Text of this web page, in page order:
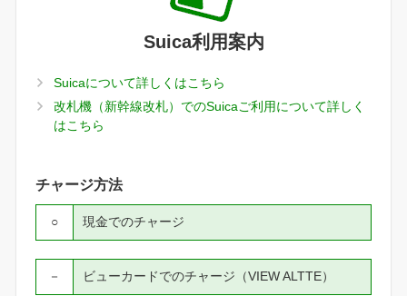
Suica利用案内
Suicaについて詳しくはこちら
改札機（新幹線改札）でのSuicaご利用について詳しく
はこちら
チャージ方法
現金でのチャージ
○
ビューカードでのチャージ（VIEW ALTTE）
－